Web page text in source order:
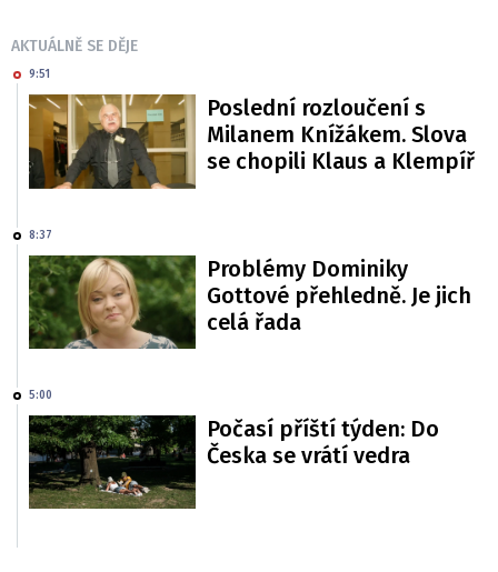
AKTUÁLNĚ SE DĚJE
9:51
Poslední rozloučení s
Milanem Knížákem. Slova
se chopili Klaus a Klempíř
8:37
Problémy Dominiky
Gottové přehledně. Je jich
celá řada
5:00
Počasí příští týden: Do
Česka se vrátí vedra